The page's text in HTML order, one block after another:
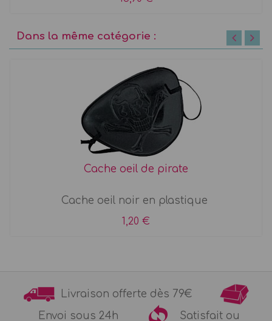
Dans la même catégorie :
Cache oeil de pirate
Cache oeil noir en plastique
1,20 €
Livraison offerte dès 79€
Envoi sous 24h
Satisfait ou